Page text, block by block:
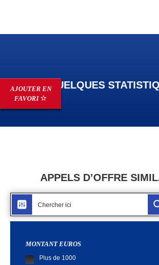
QUELQUES
APPELS D’OFFRE
MONTANT EUROS
Plus de 1000
AJOUTER EN
FAVORI